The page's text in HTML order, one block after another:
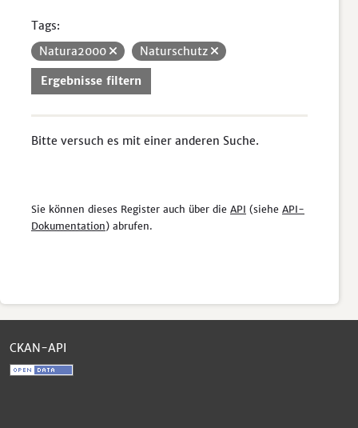
Tags:
Natura2000
Naturschutz
Ergebnisse filtern
Bitte versuch es mit einer anderen Suche.
Sie können dieses Register auch über die API (siehe API-
Dokumentation) abrufen.
CKAN-API